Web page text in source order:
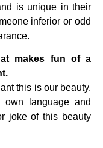
is unique in their
inferior or odd
makes fun of a
this is our beauty.
language and
joke of this beauty